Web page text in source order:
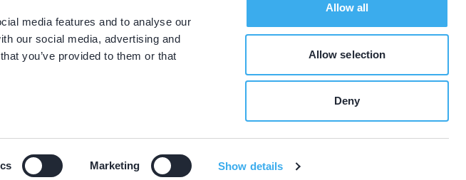
media features and to analyse our
our social media, advertising and
you’ve provided to them or that
Marketing Show details
Allow all
Allow selection
Deny
KRT Logo